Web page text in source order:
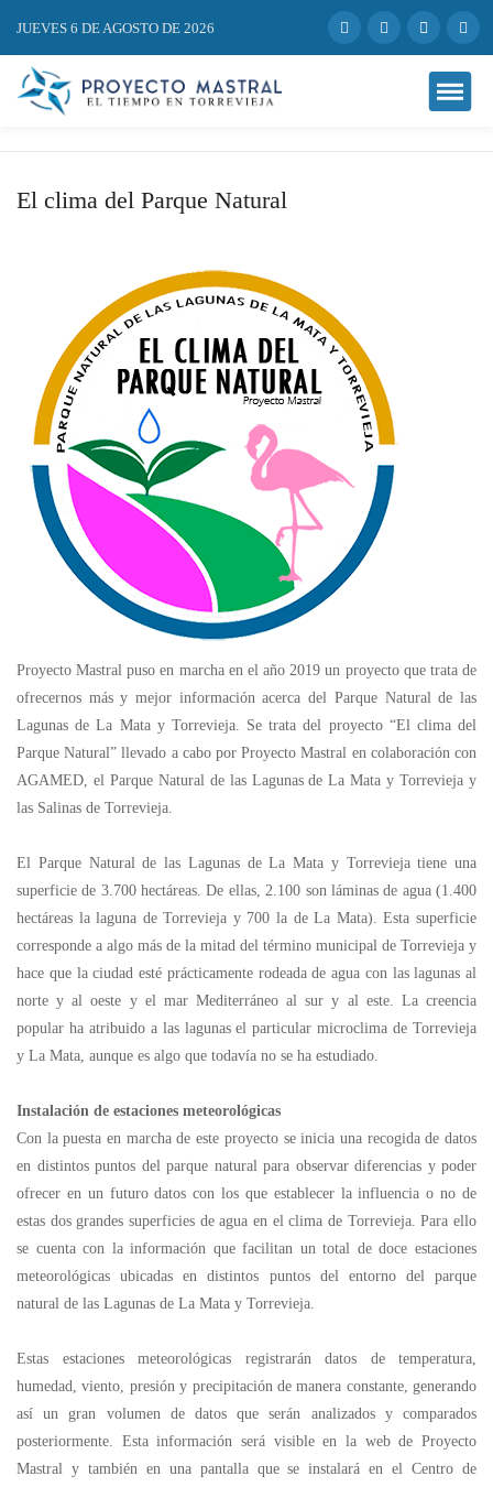
JUEVES 6 DE AGOSTO DE 2026
El clima del Parque Natural
Proyecto Mastral puso en marcha en el año 2019 un proyecto que trata de
ofrecernos más y mejor información acerca del Parque Natural de las
Lagunas de La Mata y Torrevieja. Se trata del proyecto “El clima del
Parque Natural” llevado a cabo por Proyecto Mastral en colaboración con
AGAMED, el Parque Natural de las Lagunas de La Mata y Torrevieja y
las Salinas de Torrevieja.
El Parque Natural de las Lagunas de La Mata y Torrevieja tiene una
superficie de 3.700 hectáreas. De ellas, 2.100 son láminas de agua (1.400
hectáreas la laguna de Torrevieja y 700 la de La Mata). Esta superficie
corresponde a algo más de la mitad del término municipal de Torrevieja y
hace que la ciudad esté prácticamente rodeada de agua con las lagunas al
norte y al oeste y el mar Mediterráneo al sur y al este. La creencia
popular ha atribuido a las lagunas el particular microclima de Torrevieja
y La Mata, aunque es algo que todavía no se ha estudiado.
Instalación de estaciones meteorológicas
Con la puesta en marcha de este proyecto se inicia una recogida de datos
en distintos puntos del parque natural para observar diferencias y poder
ofrecer en un futuro datos con los que establecer la influencia o no de
estas dos grandes superficies de agua en el clima de Torrevieja. Para ello
se cuenta con la información que facilitan un total de doce estaciones
meteorológicas ubicadas en distintos puntos del entorno del parque
natural de las Lagunas de La Mata y Torrevieja.
Estas estaciones meteorológicas registrarán datos de temperatura,
humedad, viento, presión y precipitación de manera constante, generando
así un gran volumen de datos que serán analizados y comparados
posteriormente. Esta información será visible en la web de Proyecto
Mastral y también en una pantalla que se instalará en el Centro de